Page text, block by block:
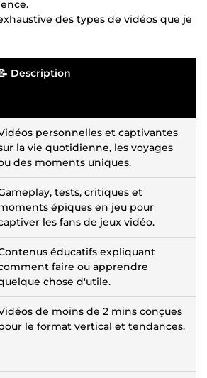
des types de vidéos que je
Description
personnelles et captivantes
la vie quotidienne, les voyages
des moments uniques.
tests, critiques et
épiques en jeu pour
les fans de jeux vidéo.
éducatifs expliquant
faire ou apprendre
chose d'utile.
de moins de 2 mins conçues
le format vertical et tendances.